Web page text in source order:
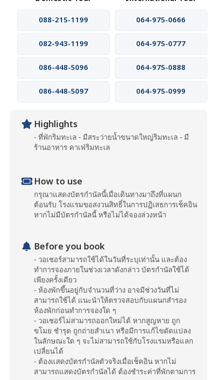
088-215-1199
064-975-0666
082-943-1199 064-975-0777
086-448-5096 064-975-0888
086-448-5097 064-975-0999
Highlights
- ที่พักริมทะเล - มีสระว่ายน้ำขนาดใหญ่ริมทะเล - มี
ร้านอาหาร คาเฟ่ริมทะเล
How to use
กรุณาแสดงบัตรกํานัลนี้เมื่อเดินทางมาถึงที่แผนก
ต้อนรับ โรงแรมขอสงวนสิทธิ์ในการปฏิเสธการเช็คอิน
หากไม่มีบัตรกํานัลนี้ หรือไม่ได้จองล่วงหน้า
Before you book
- วอเชอร์สามารถใช้ได้ในวันที่ระบุเท่านั้น และต้อง
ทำการจองภายในช่วงเวลาดังกล่าว บัตรกำนัลใช้ได้
เพียงครั้งเดียว
- ห้องพักขึ้นอยู่กับจำนวนที่ว่าง อาจมีช่วงวันที่ไม่
สามารถใช้ได้ แนะนำให้ตรวจสอบกับแผนกสำรอง
ห้องพักก่อนทำการจองใด ๆ
- วอเชอร์ไม่สามารถออกใหม่ได้ หากสูญหาย ถูก
ขโมย ชำรุด ถูกถ่ายสำเนา หรือมีการแก้ไขดัดแปลง
ในลักษณะใด ๆ จะไม่สามารถใช้กับโรงแรมหรือแลก
เปลี่ยนได้
- ต้องแสดงบัตรกำนัลตัวจริงเมื่อเช็คอิน หากไม่
สามารถแสดงบัตรกำนัลได้ ต้องชำระค่าที่พักตามการ